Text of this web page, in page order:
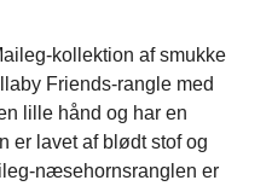
kollektion af smukke
Friends-rangle med
lille hånd og har en
er lavet af blødt stof og
næsehornsranglen er